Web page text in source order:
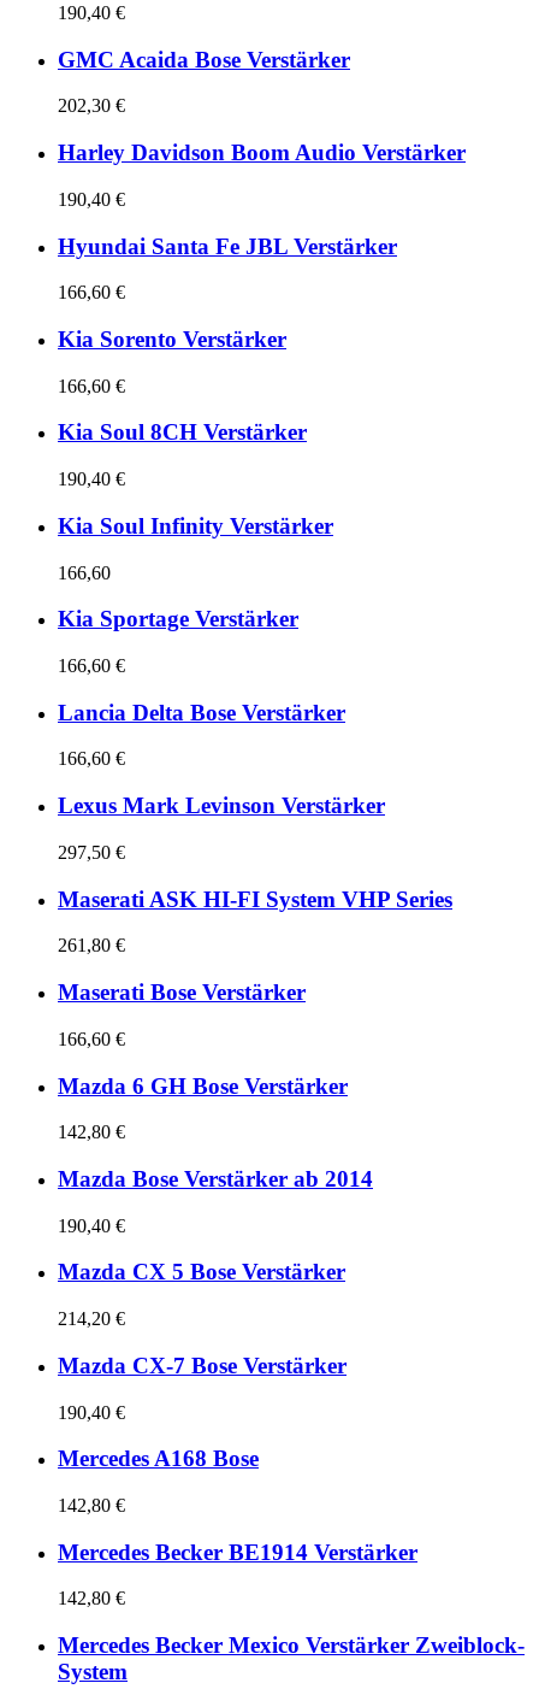
190,40 €
GMC Acaida Bose Verstärker
202,30 €
Harley Davidson Boom Audio Verstärker
190,40 €
Hyundai Santa Fe JBL Verstärker
166,60 €
Kia Sorento Verstärker
166,60 €
Kia Soul 8CH Verstärker
190,40 €
Kia Soul Infinity Verstärker
166,60
Kia Sportage Verstärker
166,60 €
Lancia Delta Bose Verstärker
166,60 €
Lexus Mark Levinson Verstärker
297,50 €
Maserati ASK HI-FI System VHP Series
261,80 €
Maserati Bose Verstärker
166,60 €
Mazda 6 GH Bose Verstärker
142,80 €
Mazda Bose Verstärker ab 2014
190,40 €
Mazda CX 5 Bose Verstärker
214,20 €
Mazda CX-7 Bose Verstärker
190,40 €
Mercedes A168 Bose
142,80 €
Mercedes Becker BE1914 Verstärker
142,80 €
Mercedes Becker Mexico Verstärker Zweiblock-
System